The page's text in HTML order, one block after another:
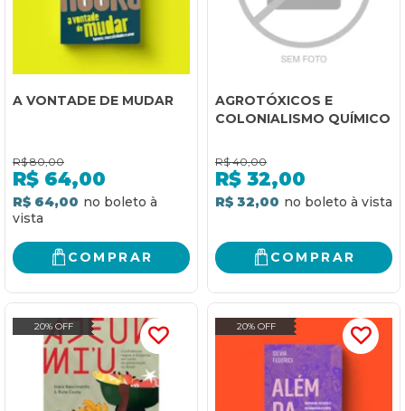
A VONTADE DE MUDAR
R$ 80,00
R$ 64,00
R$ 64,00
COMPRAR
AGROTÓXICOS E
COLONIALISMO QUÍMICO
R$ 40,00
R$ 32,00
R$ 32,00
COMPRAR
20% OFF 20% OFF